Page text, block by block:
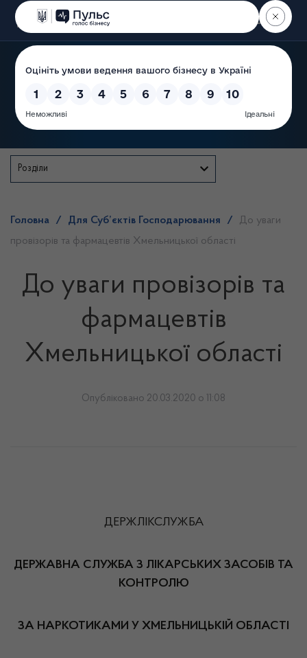
Пошук
Розділи
Головна / Для Суб’єктів Господарювання /
До уваги
провізорів та фармацевтів Хмельницької області
До уваги провізорів та
фармацевтів
Хмельницької області
Опубліковано 20.03.2020 о 11:08
ДЕРЖЛІКСЛУЖБА
ДЕРЖАВНА СЛУЖБА З ЛІКАРСЬКИХ ЗАСОБІВ ТА
КОНТРОЛЮ
ЗА НАРКОТИКАМИ У ХМЕЛЬНИЦЬКІЙ ОБЛАСТІ